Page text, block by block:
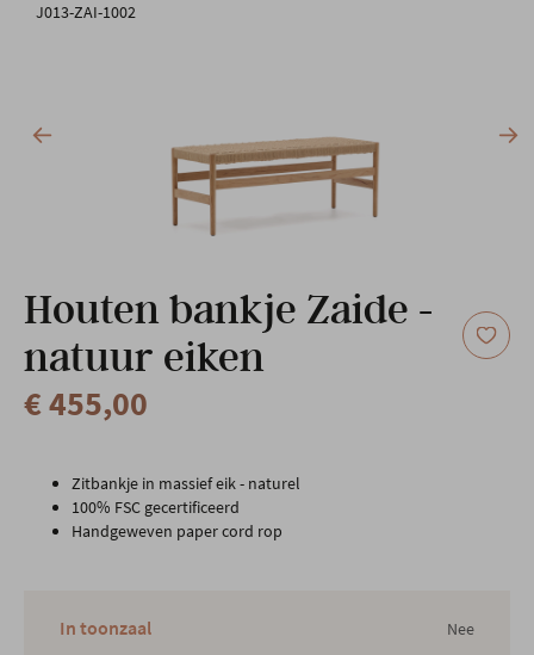
J013-ZAI-1002
Houten bankje Zaide -
natuur eiken
€ 455,00
Zitbankje in massief eik - naturel
100% FSC gecertificeerd
Handgeweven paper cord rop
In toonzaal Nee